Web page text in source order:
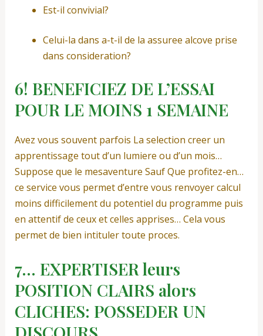
Est-il convivial?
Celui-la dans a-t-il de la assuree alcove prise
dans consideration?
6! BENEFICIEZ DE L’ESSAI
POUR LE MOINS 1 SEMAINE
Avez vous souvent parfois La selection creer un
apprentissage tout d’un lumiere ou d’un mois…
Suppose que le mesaventure Sauf Que profitez-en…
ce service vous permet d’entre vous renvoyer calcul
moins difficilement du potentiel du programme puis
en attentif de ceux et celles apprises… Cela vous
permet de bien intituler toute proces.
7… EXPERTISER leurs
POSITION CLAIRS alors
CLICHES: POSSEDER UN